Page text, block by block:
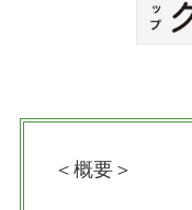
＜概要＞